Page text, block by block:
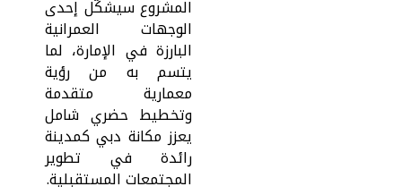
المشروع سيشكّل إحدى
الوجهات العمرانية
البارزة في الإمارة، لما
يتسم به من رؤية
معمارية متقدمة
وتخطيط حضري شامل
يعزز مكانة دبي كمدينة
رائدة في تطوير
المجتمعات المستقبلية.